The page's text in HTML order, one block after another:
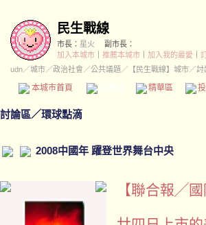
民生戰線
市長： 星火
副市長：
加入本城市
推薦本城市 加入我的最愛
udn／城市／政治社會 ／公共議題 ／ 【民生戰線】城市／
本城市首頁 精華區
討論區／環球點滴
2008中國年 躍登世界舞台中央
【聯合報╱